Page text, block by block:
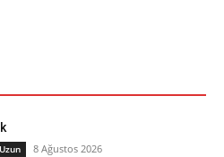
8 Ağustos 2026